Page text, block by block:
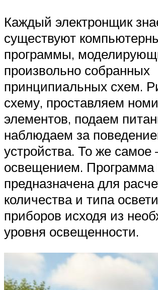
Каждый электронщик
существуют
программы,
произвольно собранных
принципиальных схем.
схему, проставляем
элементов, подаем
наблюдаем за
устройства. То же самое
освещением. Программа
предназначена для
количества и типа
приборов исходя из
уровня освещенности.